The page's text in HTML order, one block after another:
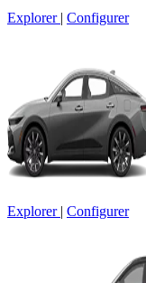
Explorer | Configurer
Explorer | Configurer